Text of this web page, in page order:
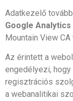
Adatkezelő
Google Analytics
Mountain View
Az érintett a
engedélyezi,
regisztrációs
a webanalitikai